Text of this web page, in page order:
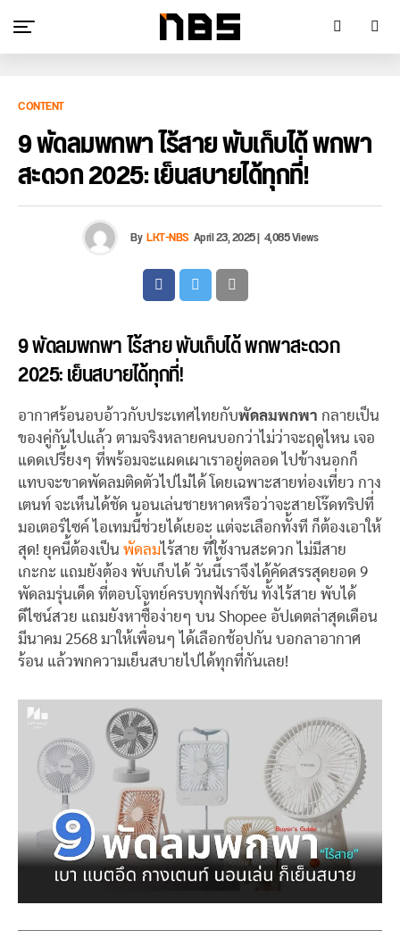
CONTENT
9 พัดลมพกพา ไร้สาย พับเก็บได้ พกพา
สะดวก 2025: เย็นสบายได้ทุกที่!
ByLKT-NBS April 23, 2025| 4,085 Views
9 พัดลมพกพา ไร้สาย พับเก็บได้ พกพาสะดวก
2025: เย็นสบายได้ทุกที่!
อากาศร้อนอบอ้าวกับประเทศไทยกับพัดลมพกพา กลายเป็น
ของคู่กันไปแล้ว ตามจริงหลายคนบอกว่าไม่ว่าจะฤดูไหน เจอ
แดดเปรี้ยงๆ ที่พร้อมจะแผดเผาเราอยู่ตลอด ไปข้างนอกก็
แทบจะขาดพัดลมติดตัวไปไม่ได้ โดยเฉพาะสายท่องเที่ยว กาง
เตนท์ จะเห็นได้ชัด นอนเล่นชายหาดหรือว่าจะสายโร๊ดทริปที่
มอเตอร์ไซค์ ไอเทมนี้ช่วยได้เยอะ แต่จะเลือกทั้งที ก็ต้องเอาให้
สุด! ยุคนี้ต้องเป็น พัดลมไร้สาย ที่ใช้งานสะดวก ไม่มีสาย
เกะกะ แถมยังต้อง พับเก็บได้ วันนี้เราจึงได้คัดสรรสุดยอด 9
พัดลมรุ่นเด็ด ที่ตอบโจทย์ครบทุกฟังก์ชัน ทั้งไร้สาย พับได้
ดีไซน์สวย แถมยังหาซื้อง่ายๆ บน Shopee อัปเดตล่าสุดเดือน
มีนาคม 2568 มาให้เพื่อนๆ ได้เลือกช้อปกัน บอกลาอากาศ
ร้อน แล้วพกความเย็นสบายไปได้ทุกที่กันเลย!